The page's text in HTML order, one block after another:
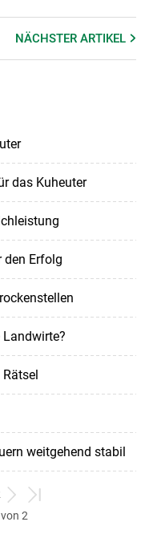
NÄCHSTERARTIKEL
das Kuheuter
den Erfolg
weitgehend stabil
weiter
zum
zum
2